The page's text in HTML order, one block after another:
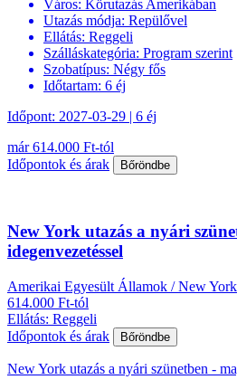
Város: Körutazás Amerikában
Utazás módja: Repülővel
Ellátás: Reggeli
Szálláskategória: Program szerint
Szobatípus: Négy fős
Időtartam: 6 éj
Időpont: 2027-03-29 | 6 éj
már 614.000 Ft-tól
Időpontok és árak
Bőröndbe
New York utazás a nyári
idegenvezetéssel
Amerikai Egyesült Államok / New York
614.000 Ft-tól
Ellátás: Reggeli
Időpontok és árak
Bőröndbe
New York utazás a nyári szünetben -